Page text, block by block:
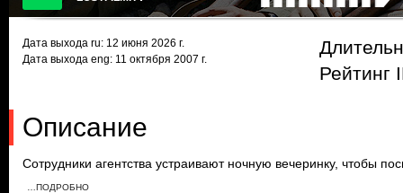
Дата выхода ru: 12 июня 2026 г.
Дата выхода eng: 11 октября 2007 г.
Рейтинг
Описание
Сотрудники агентства устраивают ночную вечеринку, чтобы
выборов. Когда Дон отказывается дать повышение Питу, он
…ПОДРОБНО